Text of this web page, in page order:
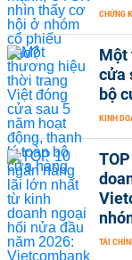
CHỨNG
Một
cửa
bộ
KINH
TÀI